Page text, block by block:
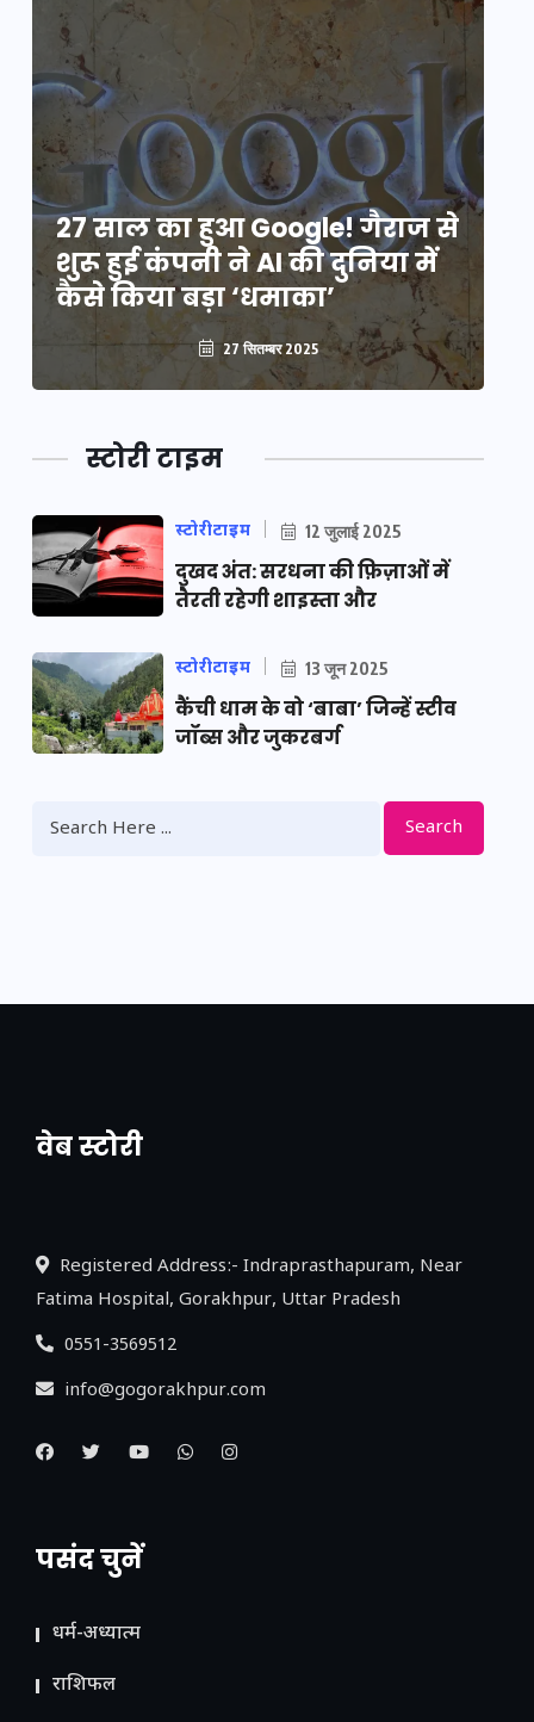
27 साल का हुआ Google! गैराज से
शुरू हुई कंपनी ने AI की दुनिया में
कैसे किया बड़ा ‘धमाका’
27 सितम्बर 2025
स्टोरी टाइम
स्टोरीटाइम 12 जुलाई 2025
दुखद अंत: सरधना की फ़िज़ाओं में
तैरती रहेगी शाइस्ता और
स्टोरीटाइम 13 जून 2025
कैंची धाम के वो ‘बाबा’ जिन्हें स्टीव
जॉब्स और जुकरबर्ग
Search
वेब स्टोरी
नया एक्सप्रेसवे: पूर्वांचल का लक, डेवलपमेंट का
Registered Address:- Indraprasthapuram, Near
Fatima Hospital, Gorakhpur, Uttar Pradesh
0551-3569512
info@gogorakhpur.com
पसंद चुनें
धर्म-अध्यात्म
राशिफल